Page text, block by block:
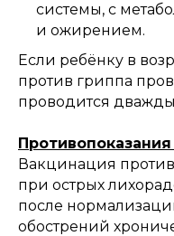
системы, с
и ожирением.
Если ребёнку в
против гриппа
проводится
Вакцинация
при острых
после
обострений